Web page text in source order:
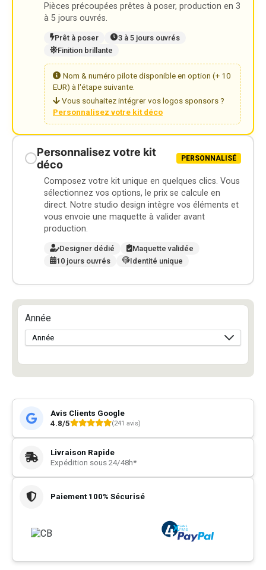
Pièces précoupées prêtes à poser, production en 3
à 5 jours ouvrés.
Prêt à poser
3 à 5 jours ouvrés
Finition brillante
Nom & numéro pilote disponible en option (+ 10
EUR) à l'étape suivante.
Vous souhaitez intégrer vos logos sponsors ?
Personnalisez votre kit déco
Personnalisez votre kit
déco
PERSONNALISÉ
Composez votre kit unique en quelques clics. Vous
sélectionnez vos options, le prix se calcule en
direct. Notre studio design intègre vos éléments et
vous envoie une maquette à valider avant
production.
Designer dédié
Maquette validée
10 jours ouvrés
Identité unique
Année
Avis Clients Google
4.8/5
(241 avis)
Livraison Rapide
Expédition sous 24/48h*
Paiement 100% Sécurisé